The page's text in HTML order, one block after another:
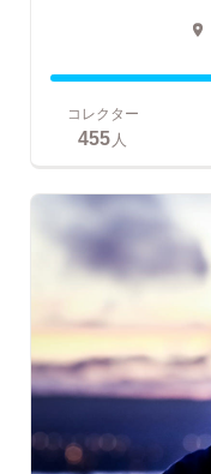
コレクター
455人